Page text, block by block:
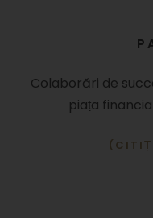
Colaborări de
piaṭa